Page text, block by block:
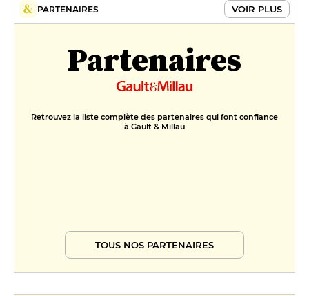
PARTENAIRES VOIR PLUS
Partenaires
Retrouvez la liste complète des partenaires qui font confiance
à Gault & Millau
TOUS NOS PARTENAIRES